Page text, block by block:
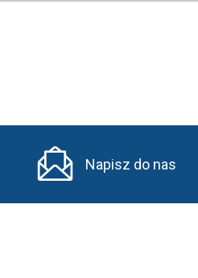
Napisz do nas